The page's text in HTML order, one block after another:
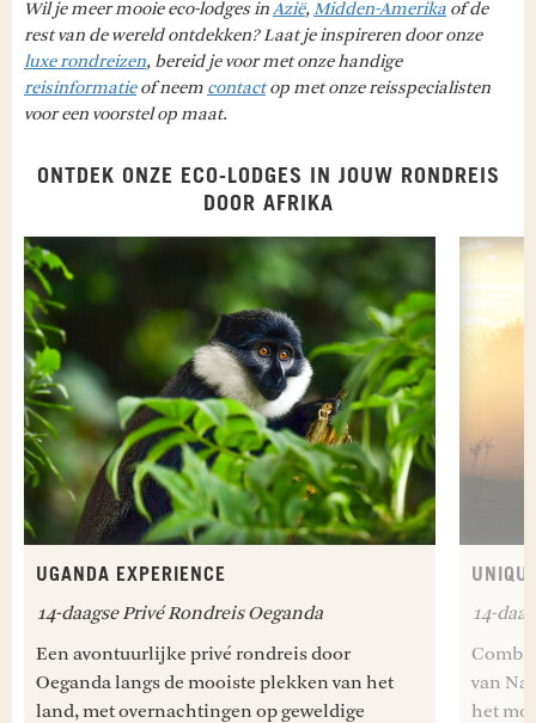
Wil je meer mooie eco-lodges inAzië,Midden-Amerika of de
rest van de wereld ontdekken? Laat je inspireren door onze
luxe rondreizen, bereid je voor met onze handige
reisinformatieof neem contactop met onze reisspecialisten
voor een voorstel op maat.
ONTDEK ONZE ECO-LODGES IN JOUW RONDREIS
DOOR AFRIKA
UGANDA EXPERIENCE
14-daagse Privé Rondreis Oeganda
Een avontuurlijke privé rondreis door
Oeganda langs de mooiste plekken van het
land, met overnachtingen op geweldige
14-
van
het